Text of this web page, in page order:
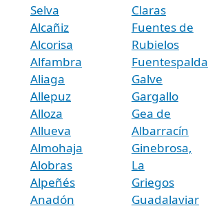
Selva
Alcañiz
Alcorisa
Alfambra
Aliaga
Allepuz
Alloza
Allueva
Almohaja
Alobras
Alpeñés
Anadón
Claras
Fuentes de
Rubielos
Fuentespalda
Galve
Gargallo
Gea de
Albarracín
Ginebrosa,
La
Griegos
Guadalaviar